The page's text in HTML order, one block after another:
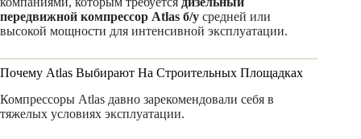
передвижной компрессор Atlas б/у средней или
высокой мощности для интенсивной эксплуатации.
Почему Atlas Выбирают На Строительных Площадках
Компрессоры Atlas давно зарекомендовали себя в
тяжелых условиях эксплуатации.